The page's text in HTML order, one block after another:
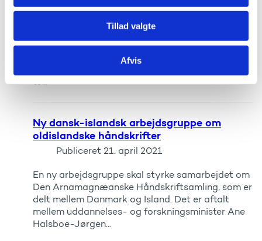
Tillad valgte
Afvis
Publiceret 22. april 2021
De opdaterede afstandsanbefalinger betyder, at
man fremover altid skal holde mindst én meters
afstand til hinanden, og når det er muligt, og der
to...
Ny dansk-islandsk arbejdsgruppe om
oldislandske håndskrifter
Publiceret 21. april 2021
En ny arbejdsgruppe skal styrke samarbejdet om
Den Arnamagnæanske Håndskriftsamling, som er
delt mellem Danmark og Island. Det er aftalt
mellem uddannelses- og forskningsminister Ane
Halsboe-Jørgen...